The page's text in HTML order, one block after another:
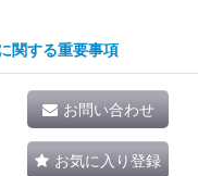
関する重要事項
お問い合わせ
お気に入り登録